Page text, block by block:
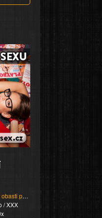
Bolest v obasti péra
/ XXX